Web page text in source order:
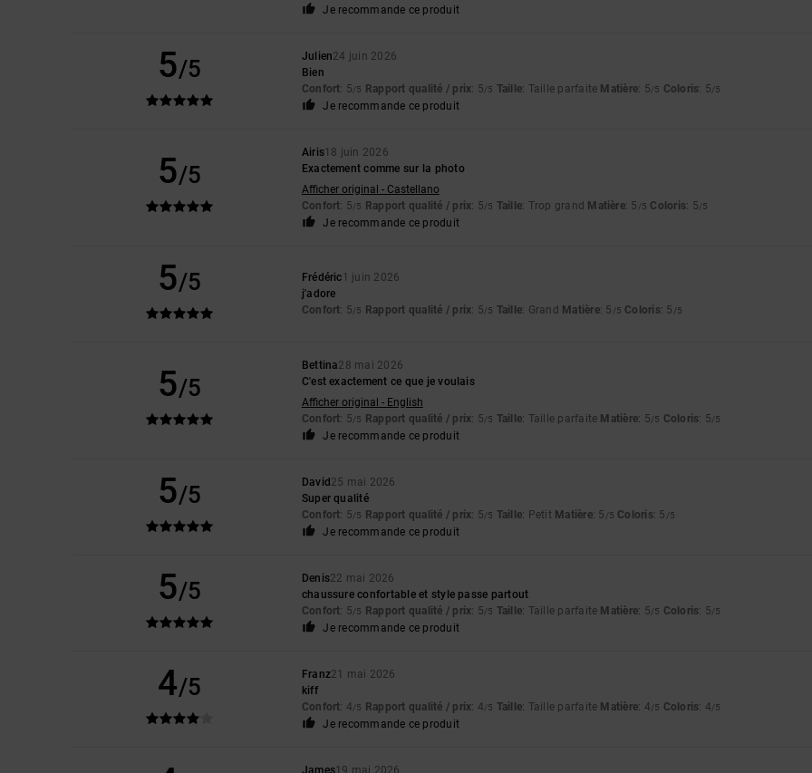
Je recommande ce produit
5/5 Julien24 juin 2026
Bien
Confort: 5/5 Rapport qualité / prix: 5/5 Taille: Taille parfaite Matière: 5/5 Coloris: 5/5
Je recommande ce produit
5/5
Airis18 juin 2026
Exactement comme sur la photo
Afficher original - Castellano
Confort: 5/5 Rapport qualité / prix: 5/5 Taille: Trop grand Matière: 5 /5 Coloris: 5/5
Je recommande ce produit
5/5 Frédéric1 juin 2026
j'adore
Confort: 5/5 Rapport qualité / prix: 5/5 Taille: Grand Matière: 5 /5 Coloris: 5 /5
5/5
Bettina28 mai 2026
C'est exactement ce que je voulais
Afficher original - English
Confort: 5/5 Rapport qualité / prix: 5/5 Taille: Taille parfaite Matière: 5/5 Coloris: 5/5
Je recommande ce produit
5/5 David 25 mai 2026
Super qualité
Confort: 5/5 Rapport qualité / prix: 5/5 Taille: Petit Matière: 5 /5 Coloris: 5 /5
Je recommande ce produit
5/5 Denis22 mai 2026
chaussure confortable et style passe partout
Confort: 5/5 Rapport qualité / prix: 5/5 Taille: Taille parfaite Matière: 5/5 Coloris: 5/5
Je recommande ce produit
4/5 Franz21 mai 2026
kiff
Confort: 4/5 Rapport qualité / prix: 4/5 Taille: Taille parfaite Matière: 4/5 Coloris: 4/5
Je recommande ce produit
James19 mai 2026